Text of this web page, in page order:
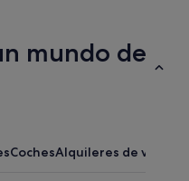
mundo de
CochesAlquileres de